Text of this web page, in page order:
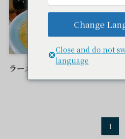
食べる
ラーメンひろちゃん
1
Change
Close and do not
language